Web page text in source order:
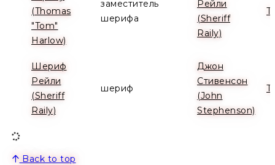
(Thomas
"Tom"
Harlow)
заместитель
шерифа
Рейли
(Sheriff
Raily)
Шериф
Рейли
(Sheriff
Raily)
шериф
Джон
Стивенсон
(John
Stephenson)
Back to top